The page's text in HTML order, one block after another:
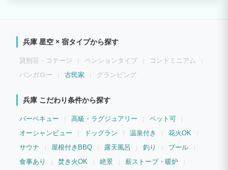
(日帰り予約が入っている場合ご希望に添えない場合も御座いますのでご了承願います)
能。 ととのいながら喫煙可能。 水着着用必須。 サウナ利用時間：夜20:30まで翌日
9:00から ■北欧フィンランド式バレルサウナ 設定温度100℃、アロマ水を入れたセル
フロウリュウ ゆったりお過ごし頂くのは大人4人程度までのご利用がお勧めです。 最
りにし・マキシマム・塩コショウ・一味・塩・胡椒）紙皿・トング・コップ類など全て
無料！ 炭の火起こしやBBQ準備もさせて頂きます。 炭代金（網含む）宿泊
物をご自由にお楽しみ下さい。(雨でも濡れません) ■森林外気浴エリア 鳥のさえずり
ア、フルフラットベット、ハンモックなど 大型テラス下で雨でも快適に過ごせます ■
水シャワー サウナ後の掛湯などに シャンプー・トリートメント・ボディーソープ・洗
顔完備 ■地下天然水風呂 水風呂は地下天然水の井戸水、水温15℃前後 チラー（水冷却
装置）導入しており、水温が保たれております ■キッズエリア ブランコ,すべり台,鉄
兵庫 星空 × 宿タイプから探す
貸別荘・コテージ ペンションタイプ
コンドミニアム
バンガロー
古民家 グランピング
兵庫 こだわり条件から探す
バーベキュー 高級・ラグジュアリー
ペット可
オーシャンビュー
ドッグラン 温泉付き
花火OK
サウナ
屋根付きBBQ 露天風呂 釣り
プール
食事あり
焚き火OK 絶景
薪ストーブ・暖炉